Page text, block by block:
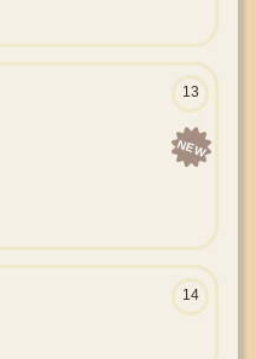
13
NEW
14